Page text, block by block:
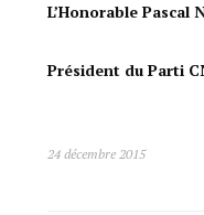
L’Honorable Pascal
Président du Parti
24 décembre 2015